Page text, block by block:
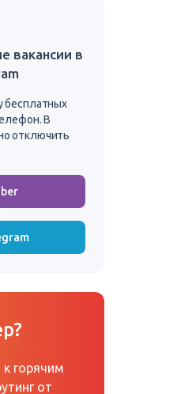
вакансии в
бесплатных
В
отключить
горячим
от